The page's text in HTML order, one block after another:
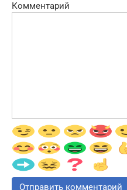
Комментарий